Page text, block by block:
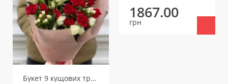
Букет 9 кущових троянд
1867.00
грн